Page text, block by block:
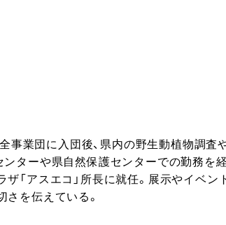
事業団に入団後、県内の野生動植物調査
ターや県自然保護センターでの勤務を経
「アスエコ」所長に就任。展示やイベン
を伝えている。